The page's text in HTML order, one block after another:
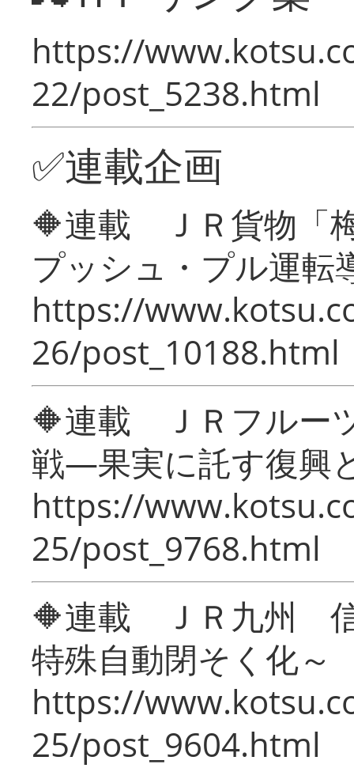
https://
22/post_5238.html
✅連載企画
🔶連載 ＪＲ貨物「
プッシュ・プル運転
https://
26/post_10188.html
🔶連載 ＪＲフルー
戦―果実に託す復興
https://
25/post_9768.html
🔶連載 ＪＲ九州 信
特殊自動閉そく化～
https://
25/post_9604.html